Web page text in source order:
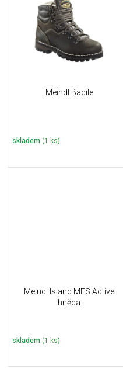
Meindl Badile
skladem (1 ks)
Meindl Island MFS Active
hnědá
skladem (1 ks)